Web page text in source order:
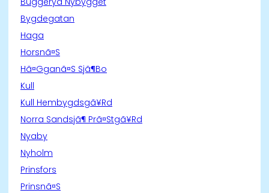
Bygdegatan
Haga
Horsnã¤S
Hã¤Gganã¤S Sjã¶Bo
Kull
Kull Hembygdsgã¥Rd
Norra Sandsjã¶ Prã¤Stgã¥Rd
Nyaby
Nyholm
Prinsfors
Prinsnã¤S